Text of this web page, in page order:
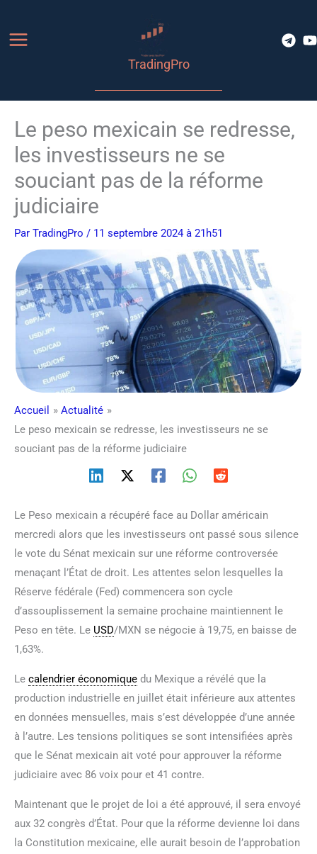
contenu
TradingPro
Le peso mexicain se redresse,
les investisseurs ne se
souciant pas de la réforme
judiciaire
Par TradingPro / 11 septembre 2024 à 21h51
Accueil
Actualité
Le peso mexicain se redresse, les investisseurs ne se
souciant pas de la réforme judiciaire
Le Peso mexicain a récupéré face au Dollar américain
mercredi alors que les investisseurs ont passé sous silence
le vote du Sénat mexicain sur une réforme controversée
menaçant l’État de droit. Les attentes selon lesquelles la
Réserve fédérale (Fed) commencera son cycle
d’assouplissement la semaine prochaine maintiennent le
Peso en tête. Le USD/MXN se négocie à 19,75, en baisse de
1,63%.
Le calendrier économique du Mexique a révélé que la
production industrielle en juillet était inférieure aux attentes
en données mensuelles, mais s’est développée d’une année
à l’autre. Les tensions politiques se sont intensifiées après
que le Sénat mexicain ait voté pour approuver la réforme
judiciaire avec 86 voix pour et 41 contre.
Maintenant que le projet de loi a été approuvé, il sera envoyé
aux 32 congrès d’État. Pour que la réforme devienne loi dans
la Constitution mexicaine, elle aurait besoin de l’approbation